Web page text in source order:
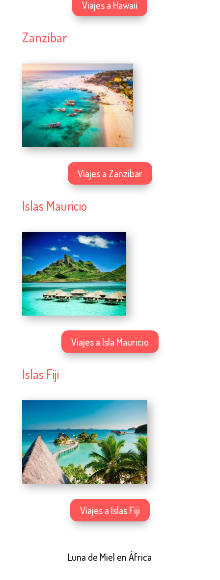
Viajes a Hawaii
Zanzíbar
Viajes a Zanzibar
Islas Mauricio
Viajes a Isla Mauricio
Islas Fiji
Viajes a Islas Fiji
Luna de Miel en África